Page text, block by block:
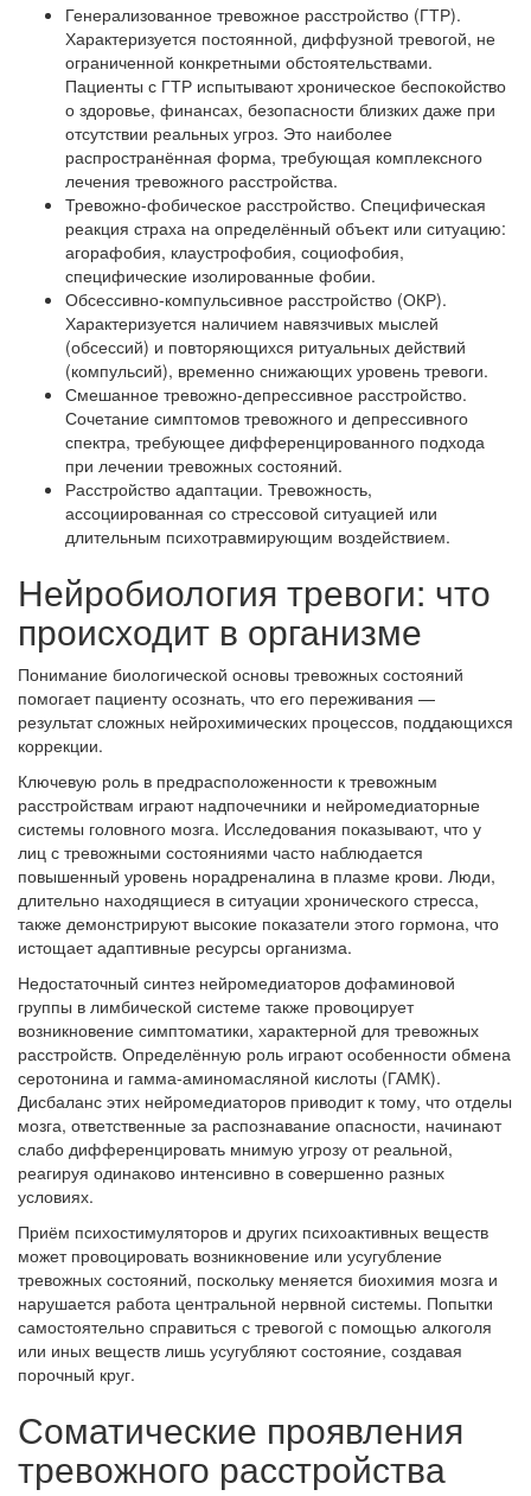
Генерализованное тревожное расстройство (ГТР).
Характеризуется постоянной, диффузной тревогой, не
ограниченной конкретными обстоятельствами.
Пациенты с ГТР испытывают хроническое беспокойство
о здоровье, финансах, безопасности близких даже при
отсутствии реальных угроз. Это наиболее
распространённая форма, требующая комплексного
лечения тревожного расстройства.
Тревожно-фобическое расстройство. Специфическая
реакция страха на определённый объект или ситуацию:
агорафобия, клаустрофобия, социофобия,
специфические изолированные фобии.
Обсессивно-компульсивное расстройство (ОКР).
Характеризуется наличием навязчивых мыслей
(обсессий) и повторяющихся ритуальных действий
(компульсий), временно снижающих уровень тревоги.
Смешанное тревожно-депрессивное расстройство.
Сочетание симптомов тревожного и депрессивного
спектра, требующее дифференцированного подхода
при лечении тревожных состояний.
Расстройство адаптации. Тревожность,
ассоциированная со стрессовой ситуацией или
длительным психотравмирующим воздействием.
Нейробиология тревоги: что
происходит в организме
Понимание биологической основы тревожных состояний
помогает пациенту осознать, что его переживания —
результат сложных нейрохимических процессов, поддающихся
коррекции.
Ключевую роль в предрасположенности к тревожным
расстройствам играют надпочечники и нейромедиаторные
системы головного мозга. Исследования показывают, что у
лиц с тревожными состояниями часто наблюдается
повышенный уровень норадреналина в плазме крови. Люди,
длительно находящиеся в ситуации хронического стресса,
также демонстрируют высокие показатели этого гормона, что
истощает адаптивные ресурсы организма.
Недостаточный синтез нейромедиаторов дофаминовой
группы в лимбической системе также провоцирует
возникновение симптоматики, характерной для тревожных
расстройств. Определённую роль играют особенности обмена
серотонина и гамма-аминомасляной кислоты (ГАМК).
Дисбаланс этих нейромедиаторов приводит к тому, что отделы
мозга, ответственные за распознавание опасности, начинают
слабо дифференцировать мнимую угрозу от реальной,
реагируя одинаково интенсивно в совершенно разных
условиях.
Приём психостимуляторов и других психоактивных веществ
может провоцировать возникновение или усугубление
тревожных состояний, поскольку меняется биохимия мозга и
нарушается работа центральной нервной системы. Попытки
самостоятельно справиться с тревогой с помощью алкоголя
или иных веществ лишь усугубляют состояние, создавая
порочный круг.
Соматические проявления
тревожного расстройства